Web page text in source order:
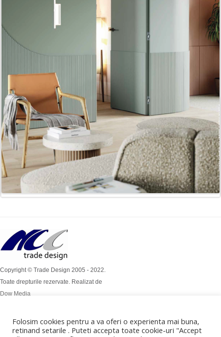
Copyright © Trade Design 2005 - 2022.
Toate drepturile rezervate. Realizat de
Dow Media
Mob: 0724 / 386 112
Mob: 0732 / 970 192
Folosim cookies pentru a va oferi o experienta mai buna,
retinand setarile . Puteti accepta toate cookie-uri "Accept